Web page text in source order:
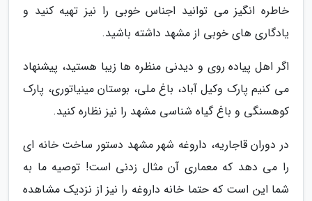
خاطره انگیز می توانید اجناس خوبی را نیز تهیه کنید و
یادگاری های خوبی از مشهد داشته باشید.
اگر اهل پیاده روی و دیدنی منظره ها زیبا هستید، پیشنهاد
می کنیم پارک وکیل آباد، باغ ملی، بوستان مینیاتوری، پارک
کوهسنگی و باغ گیاه شناسی مشهد را نیز نظاره کنید.
در دوران قاجاریه، داروغه شهر مشهد دستور ساخت خانه ای
را می دهد که معماری آن مثال زدنی است! توصیه ما به
شما این است که حتما خانه داروغه را نیز از نزدیک مشاهده